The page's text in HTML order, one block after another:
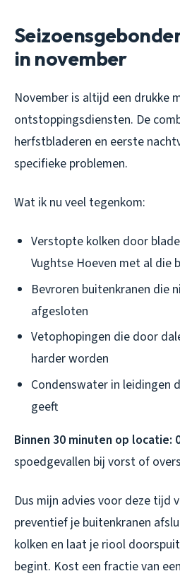
in november
November is altijd een drukke
ontstoppingsdiensten. De
herfstbladeren en eerste
specifieke problemen.
Wat ik nu veel tegenkom:
Verstopte kolken door
Vughtse Hoeven met al die
Bevroren buitenkranen die
afgesloten
Vetophopingen die door
harder worden
Condenswater in leidingen
geeft
Binnen 30 minuten op locatie:
spoedgevallen bij vorst of
Dus mijn advies voor deze tijd
preventief je buitenkranen
kolken en laat je riool
begint. Kost een fractie van